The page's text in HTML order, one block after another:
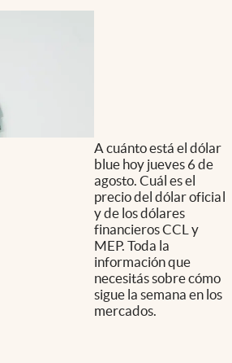
A cuánto está el dólar
blue hoy jueves 6 de
agosto. Cuál es el
precio del dólar oficial
y de los dólares
financieros CCL y
MEP. Toda la
información que
necesitás sobre cómo
sigue la semana en los
mercados.